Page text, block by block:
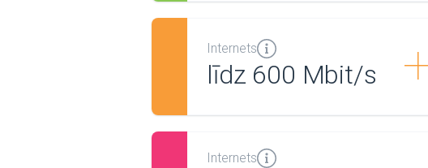
Internets
līdz 600 Mbit/s
Internets